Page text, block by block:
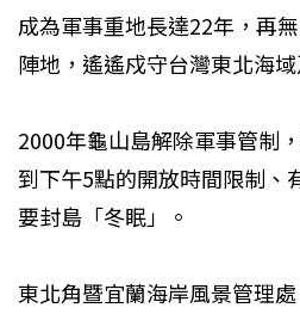
成為軍事重地長達22年，再
陣地，遙遙戍守台灣東北海
2000年龜山島解除軍事管制
到下午5點的開放時間限制、
要封島「冬眠」。
東北角暨宜蘭海岸風景管理